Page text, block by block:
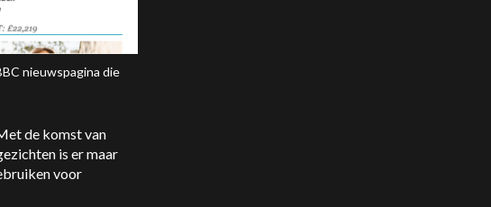
nieuwspagina die
de komst van
is er maar
voor